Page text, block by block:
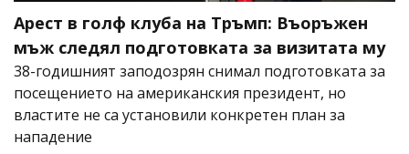
Арест в голф клуба на Тръмп: Въоръжен
мъж следял подготовката за визитата му
38-годишният заподозрян снимал подготовката за
посещението на американския президент, но
властите не са установили конкретен план за
нападение